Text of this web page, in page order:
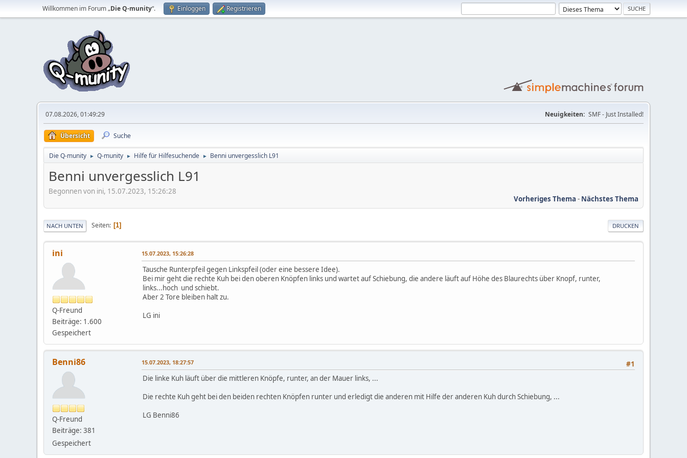
Willkommen im Forum „Die Q-munity“. Einloggen Registrieren
07.08.2026, 01:49:29 Neuigkeiten: SMF - Just Installed!
Übersicht Suche
Die Q-munity ► Q-munity ► Hilfe für Hilfesuchende ► Benni unvergesslich L91
Benni unvergesslich L91
Begonnen von ini, 15.07.2023, 15:26:28
Vorheriges Thema - Nächstes Thema
DRUCKEN
NACH UNTEN Seiten 1
ini
Q-Freund
Beiträge: 1.600
Gespeichert
15.07.2023, 15:26:28
Tausche Runterpfeil gegen Linkspfeil (oder eine bessere Idee).
Bei mir geht die rechte Kuh bei den oberen Knöpfen links und wartet auf Schiebung, die andere läuft auf Höhe des Blaurechts über Knopf, runter,
links...hoch und schiebt.
Aber 2 Tore bleiben halt zu.
LG ini
Benni86
Q-Freund
Beiträge: 381
Gespeichert
#1
15.07.2023, 18:27:57
Die linke Kuh läuft über die mittleren Knöpfe, runter, an der Mauer links, ...
Die rechte Kuh geht bei den beiden rechten Knöpfen runter und erledigt die anderen mit Hilfe der anderen Kuh durch Schiebung, ...
LG Benni86